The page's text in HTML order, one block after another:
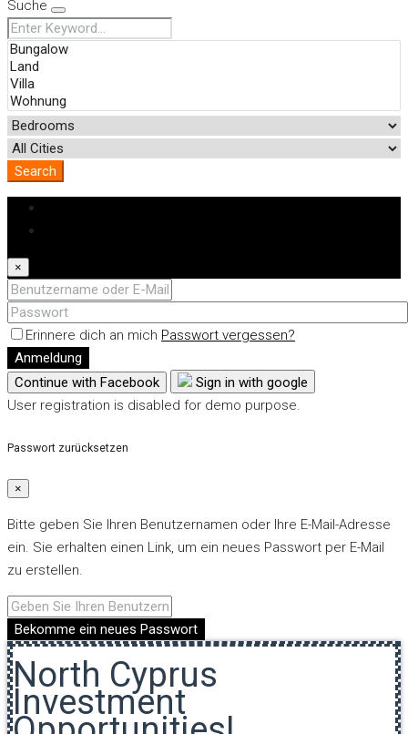
Suche
Search
×
Erinnere dich an mich Passwort vergessen?
Anmeldung
Continue with Facebook
Sign in with google
User registration is disabled for demo purpose.
Passwort zurücksetzen
×
Bitte geben Sie Ihren Benutzernamen oder Ihre E-Mail-Adresse
ein. Sie erhalten einen Link, um ein neues Passwort per E-Mail
zu erstellen.
Bekomme ein neues Passwort
North Cyprus
Investment